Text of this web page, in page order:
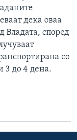
дека оваа
Владата, според
со
3 до 4 дена.